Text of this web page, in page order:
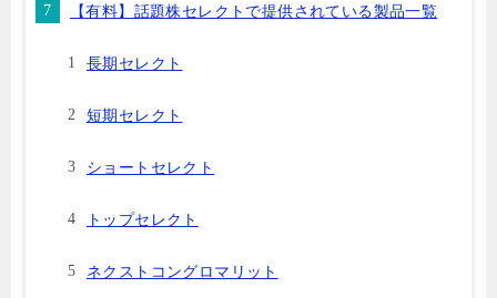
【有料】話題株セレクトで提供されている製品一覧
長期セレクト
短期セレクト
ショートセレクト
トップセレクト
ネクストコングロマリット